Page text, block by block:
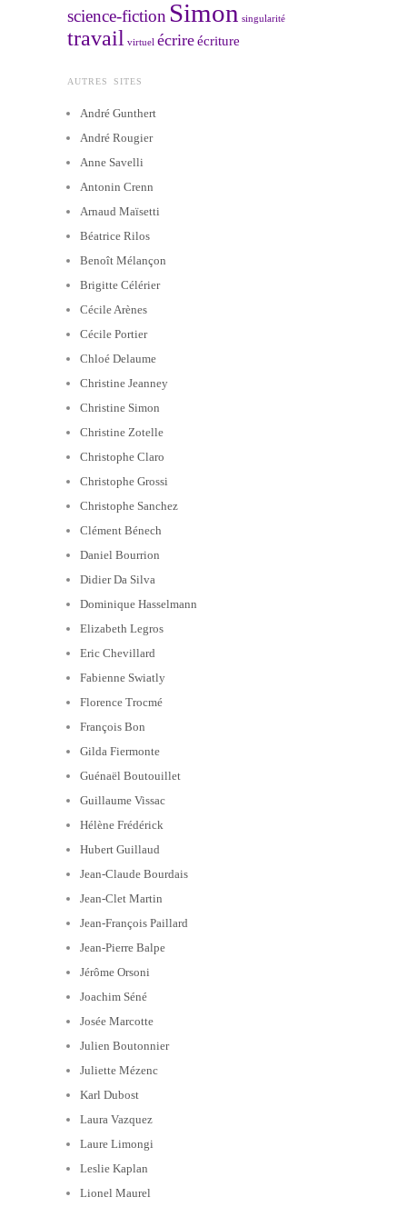
science-fiction Simon singularité
travail virtuel écrireécriture
AUTRES SITES
André Gunthert
André Rougier
Anne Savelli
Antonin Crenn
Arnaud Maïsetti
Béatrice Rilos
Benoît Mélançon
Brigitte Célérier
Cécile Arènes
Cécile Portier
Chloé Delaume
Christine Jeanney
Christine Simon
Christine Zotelle
Christophe Claro
Christophe Grossi
Christophe Sanchez
Clément Bénech
Daniel Bourrion
Didier Da Silva
Dominique Hasselmann
Elizabeth Legros
Eric Chevillard
Fabienne Swiatly
Florence Trocmé
François Bon
Gilda Fiermonte
Guénaël Boutouillet
Guillaume Vissac
Hélène Frédérick
Hubert Guillaud
Jean-Claude Bourdais
Jean-Clet Martin
Jean-François Paillard
Jean-Pierre Balpe
Jérôme Orsoni
Joachim Séné
Josée Marcotte
Julien Boutonnier
Juliette Mézenc
Karl Dubost
Laura Vazquez
Laure Limongi
Leslie Kaplan
Lionel Maurel